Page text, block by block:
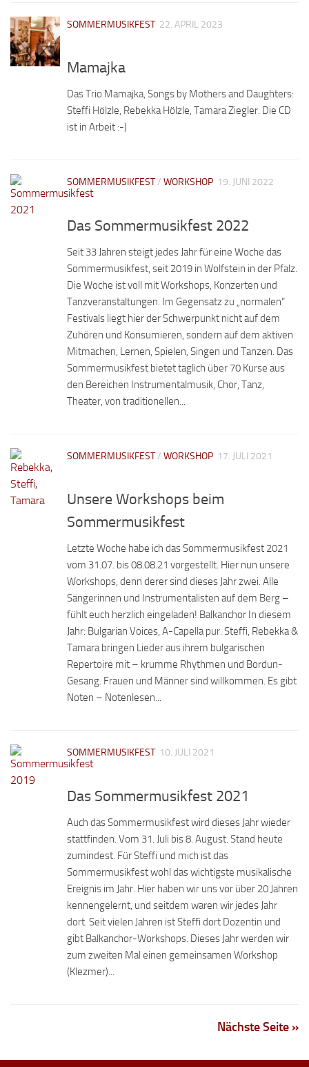
SOMMERMUSIKFEST 22. APRIL 2023
Mamajka
Das Trio Mamajka, Songs by Mothers and Daughters:
Steffi Hölzle, Rebekka Hölzle, Tamara Ziegler. Die CD
ist in Arbeit :-)
SOMMERMUSIKFEST/ WORKSHOP 19. JUNI 2022
Das Sommermusikfest 2022
Seit 33 Jahren steigt jedes Jahr für eine Woche das
Sommermusikfest, seit 2019 in Wolfstein in der Pfalz.
Die Woche ist voll mit Workshops, Konzerten und
Tanzveranstaltungen. Im Gegensatz zu „normalen“
Festivals liegt hier der Schwerpunkt nicht auf dem
Zuhören und Konsumieren, sondern auf dem aktiven
Mitmachen, Lernen, Spielen, Singen und Tanzen. Das
Sommermusikfest bietet täglich über 70 Kurse aus
den Bereichen Instrumentalmusik, Chor, Tanz,
Theater, von traditionellen...
SOMMERMUSIKFEST/ WORKSHOP 17. JULI 2021
Unsere Workshops beim
Sommermusikfest
Letzte Woche habe ich das Sommermusikfest 2021
vom 31.07. bis 08.08.21 vorgestellt. Hier nun unsere
Workshops, denn derer sind dieses Jahr zwei. Alle
Sängerinnen und Instrumentalisten auf dem Berg –
fühlt euch herzlich eingeladen! Balkanchor In diesem
Jahr: Bulgarian Voices, A-Capella pur. Steffi, Rebekka &
Tamara bringen Lieder aus ihrem bulgarischen
Repertoire mit – krumme Rhythmen und Bordun-
Gesang. Frauen und Männer sind willkommen. Es gibt
Noten – Notenlesen...
SOMMERMUSIKFEST 10. JULI 2021
Das Sommermusikfest 2021
Auch das Sommermusikfest wird dieses Jahr wieder
stattfinden. Vom 31. Juli bis 8. August. Stand heute
zumindest. Für Steffi und mich ist das
Sommermusikfest wohl das wichtigste musikalische
Ereignis im Jahr. Hier haben wir uns vor über 20 Jahren
kennengelernt, und seitdem waren wir jedes Jahr
dort. Seit vielen Jahren ist Steffi dort Dozentin und
gibt Balkanchor-Workshops. Dieses Jahr werden wir
zum zweiten Mal einen gemeinsamen Workshop
(Klezmer)...
Nächste Seite »